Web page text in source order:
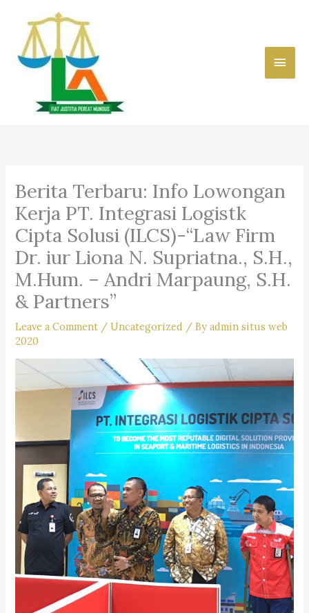
content
Main
Berita Terbaru: Info Lowongan
Kerja PT. Integrasi Logistk
Cipta Solusi (ILCS)-“Law Firm
Dr. iur Liona N. Supriatna., S.H.,
M.Hum. – Andri Marpaung, S.H.
& Partners”
Leave a Comment /Uncategorized / Byadmin situs web
2020